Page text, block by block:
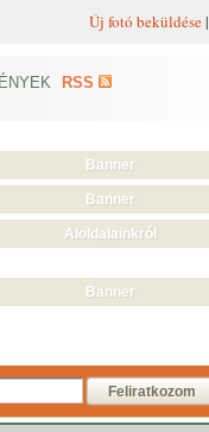
Új fotó beküldése|
RSS
Banner
Banner
Aloldalainkról
Banner
Feliratkozom